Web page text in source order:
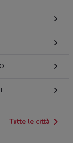
Tutte le città